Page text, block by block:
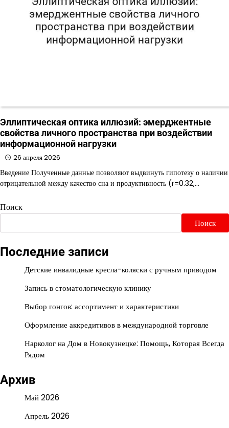
Эллиптическая оптика иллюзий: эмерджентные
свойства личного пространства при воздействии
информационной нагрузки
26 апреля 2026
Введение Полученные данные позволяют выдвинуть гипотезу о наличии
отрицательной между качество сна и продуктивность (r=0.32,…
Поиск
Поиск
Последние записи
Детские инвалидные кресла-коляски с ручным приводом
Запись в стоматологическую клинику
Выбор гонгов: ассортимент и характеристики
Оформление аккредитивов в международной торговле
Нарколог на Дом в Новокузнецке: Помощь, Которая Всегда
Рядом
Архив
Май 2026
Апрель 2026